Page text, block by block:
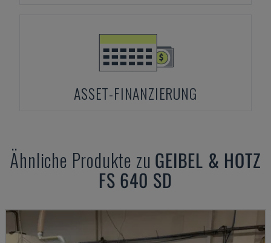
ASSET-FINANZIERUNG
Ähnliche Produkte zu GEIBEL & HOTZ
FS 640 SD